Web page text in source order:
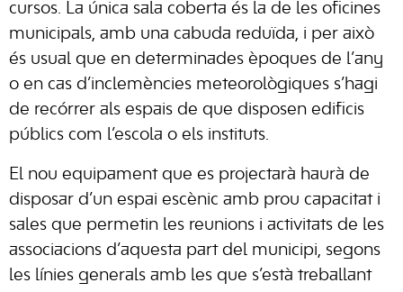
cursos. La única sala coberta és la de les oficines
municipals, amb una cabuda reduïda, i per això
és usual que en determinades èpoques de l’any
o en cas d’inclemències meteorològiques s’hagi
de recórrer als espais de que disposen edificis
públics com l’escola o els instituts.
El nou equipament que es projectarà haurà de
disposar d’un espai escènic amb prou capacitat i
sales que permetin les reunions i activitats de les
associacions d’aquesta part del municipi, segons
les línies generals amb les que s’està treballant